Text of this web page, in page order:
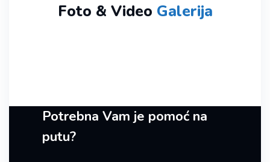
Foto & Video Galerija
Potrebna Vam je pomoć na
putu?